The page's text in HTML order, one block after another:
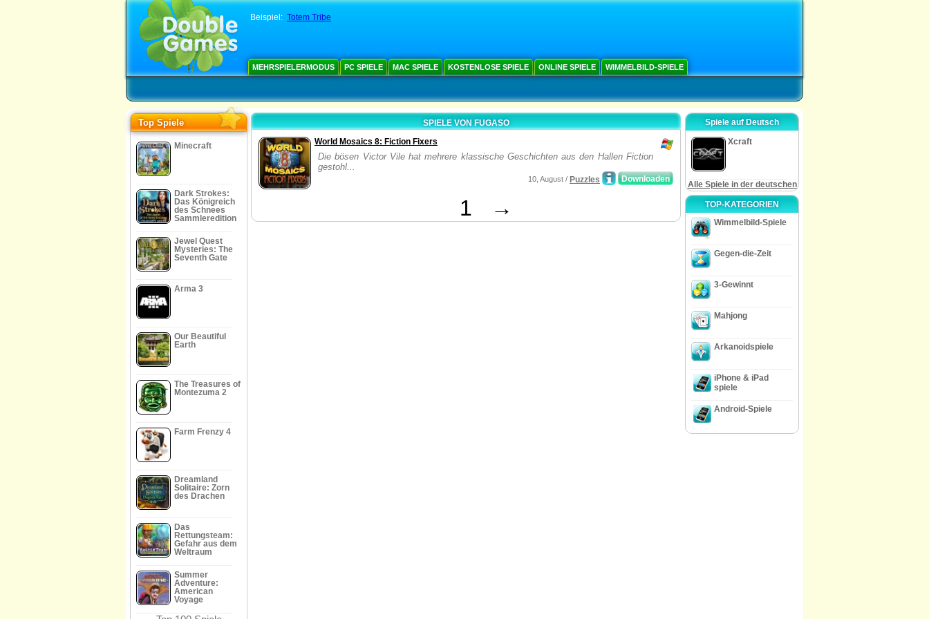
Beispiel: Totem Tribe
MEHRSPIELERMODUS PC SPIELE MAC SPIELE KOSTENLOSE SPIELE ONLINE SPIELE WIMMELBILD-SPIELE
Top Spiele
Minecraft
Dark Strokes:
Das Königreich
des Schnees
Sammleredition
Jewel Quest
Mysteries: The
Seventh Gate
Arma 3
Our Beautiful
Earth
The Treasures of
Montezuma 2
Farm Frenzy 4
Dreamland
Solitaire: Zorn
des Drachen
Das
Rettungsteam:
Gefahr aus dem
Weltraum
Summer
Adventure:
American
Voyage
SPIELE VON FUGASO
World Mosaics 8: Fiction Fixers
Die bösen Victor Vile hat mehrere klassische Geschichten aus den Hallen Fiction
gestohl...
Downloaden
10, August / Puzzles
1 →
Spiele auf Deutsch
Xcraft
Alle Spiele in der deutschen
TOP-KATEGORIEN
Wimmelbild-Spiele
Gegen-die-Zeit
3-Gewinnt
Mahjong
Arkanoidspiele
iPhone & iPad
spiele
Android-Spiele